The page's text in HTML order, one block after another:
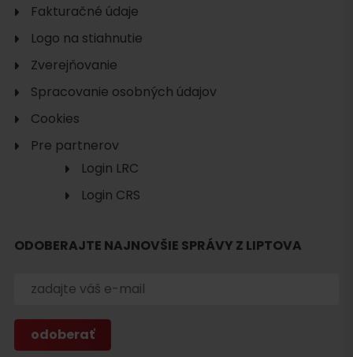
ubytovanie
Fakturačné údaje
Logo na stiahnutie
Zverejňovanie
Spracovanie osobných údajov
Cookies
Pre partnerov
Login LRC
Login CRS
ODOBERAJTE NAJNOVŠIE SPRÁVY Z LIPTOVA